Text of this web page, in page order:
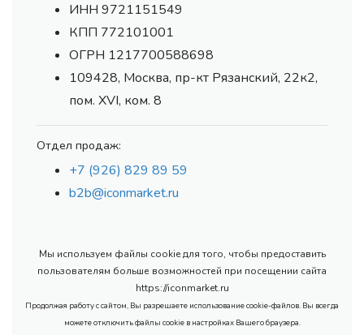
ИНН 9721151549
КПП 772101001
ОГРН 1217700588698
109428, Москва, пр-кт Рязанский, 22к2,
пом. XVI, ком. 8
Отдел продаж:
+7 (926) 829 89 59
b2b@iconmarket.ru
Мы используем файлы cookie для того, чтобы предоставить
пользователям больше возможностей при посещении сайта
https://iconmarket.ru
Продолжая работу с сайтом, Вы разрешаете использование cookie-файлов. Вы всегда
можете отключить файлы cookie в настройках Вашего браузера.